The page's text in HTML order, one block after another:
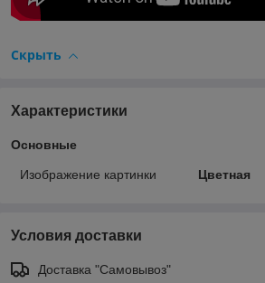
Скрыть
Характеристики
Основные
Изображение картинки Цветная
Условия доставки
Доставка "Самовывоз"